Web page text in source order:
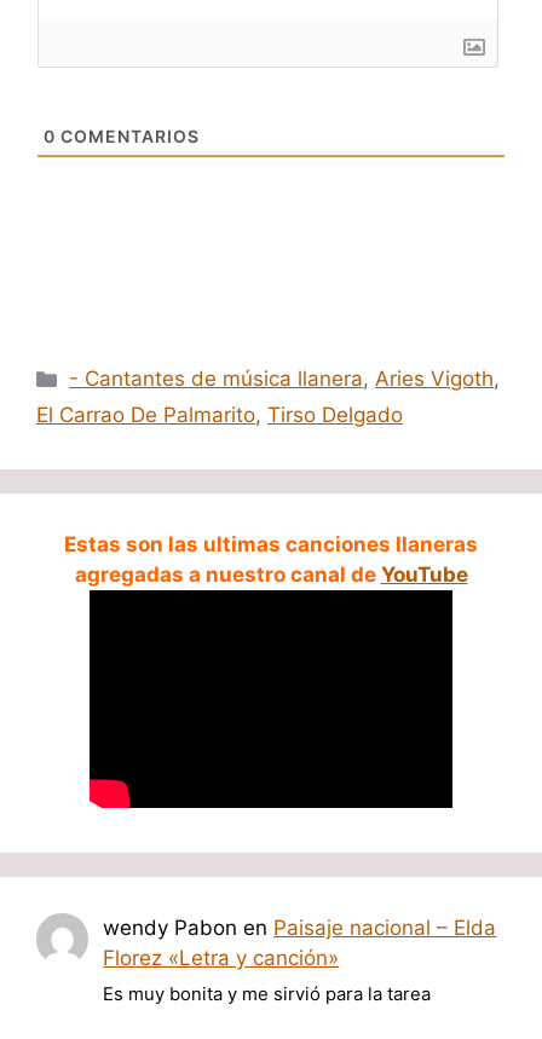
0 COMENTARIOS
Categorías
- Cantantes de música llanera,Aries Vigoth,
El Carrao De Palmarito, Tirso Delgado
Estas son las ultimas canciones llaneras
agregadas a nuestro canal de YouTube
wendy Pabon en Paisaje nacional – Elda
Florez «Letra y canción»
Es muy bonita y me sirvió para la tarea